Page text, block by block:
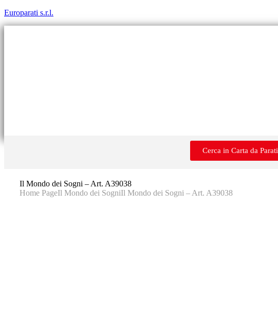
Europarati s.r.l.
Cerca in Carta da Parati
Il Mondo dei Sogni – Art. A39038
Home PageIl Mondo dei SogniIl Mondo dei Sogni – Art. A39038